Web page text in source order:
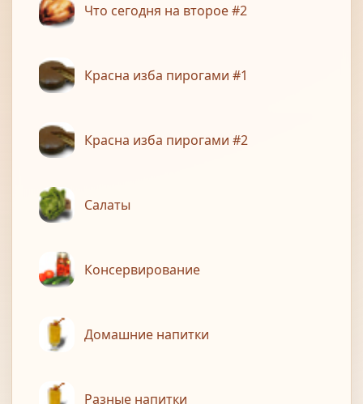
Что сегодня на второе #2
Красна изба пирогами #1
Красна изба пирогами #2
Салаты
Консервирование
Домашние напитки
Разные напитки